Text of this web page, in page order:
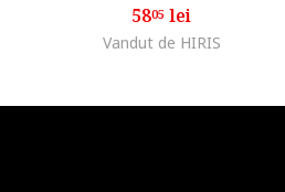
5805 lei
Vandut de HIRIS